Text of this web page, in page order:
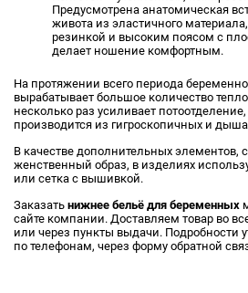
Предусмотрена анатомическая
живота из эластичного
резинкой и высоким поясом с
делает ношение комфортным.
На протяжении всего периода
вырабатывает большое количество
несколько раз усиливает
производится из гигроскопичных и
В качестве дополнительных
женственный образ, в изделиях
или сетка с вышивкой.
Заказать нижнее бельё для беременных
сайте компании. Доставляем товар во
или через пункты выдачи. Подробности
по телефонам, через форму обратной